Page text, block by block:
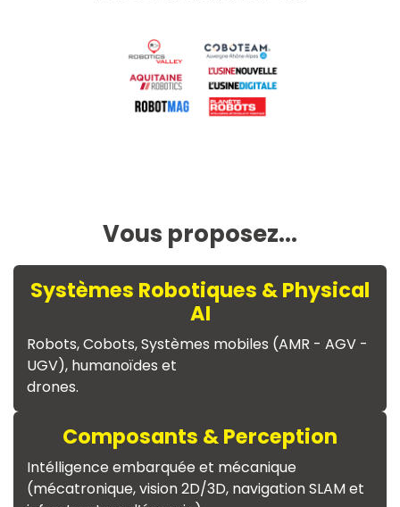
Vous proposez...
Systèmes Robotiques & Physical
AI
Robots, Cobots, Systèmes mobiles (AMR - AGV -
UGV), humanoïdes et
drones.
Composants & Perception
Intélligence embarquée et mécanique
(mécatronique, vision 2D/3D, navigation SLAM et